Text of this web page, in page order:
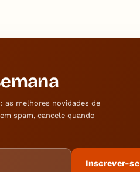
as melhores novidades de
spam, cancele quando
Inscrever-se